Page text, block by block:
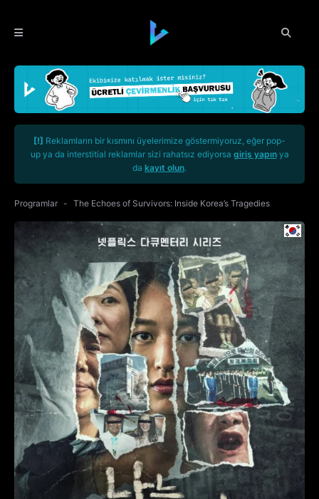
[!] Reklamların bir kısmını üyelerimize göstermiyoruz, eğer pop-
up ya da interstitial reklamlar sizi rahatsız ediyorsa giriş yapınya
da kayıt olun.
Programlar The Echoes of Survivors: Inside Korea’s Tragedies